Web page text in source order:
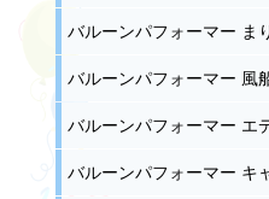
バルーンパフォーマー ま
バルーンパフォーマー 風
バルーンパフォーマー エ
バルーンパフォーマー キ